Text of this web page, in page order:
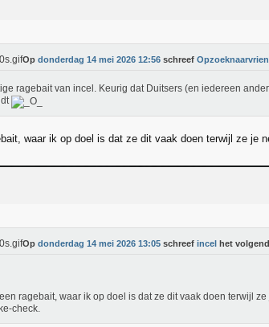
Op donderdag 14 mei 2026 12:56 schreef
ragebait van incel. Keurig dat Duitsers (en iedereen
waar ik op doel is dat ze dit vaak doen terwijl ze je
Op donderdag 14 mei 2026 13:05 schreef incel het
ragebait, waar ik op doel is dat ze dit vaak doen terwijl
check.